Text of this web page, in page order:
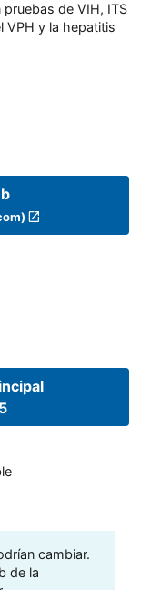
de VIH, ITS
VPH y la hepatitis
cambiar.
de la